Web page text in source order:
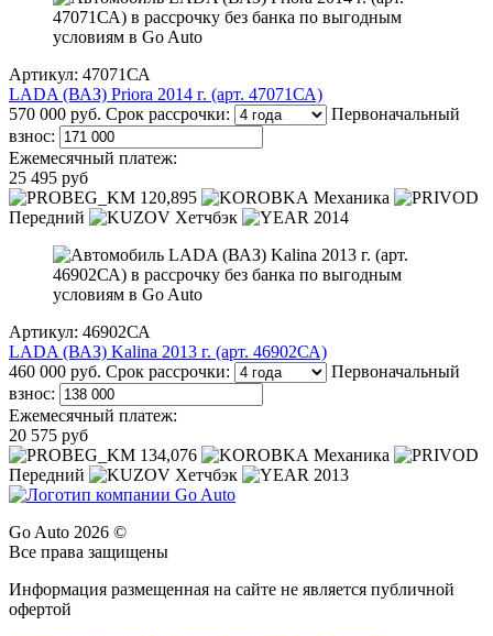
Артикул: 47071СА
LADA (ВАЗ) Priora 2014 г. (арт. 47071СА)
570 000 руб. Срок рассрочки:
Первоначальный
взнос:
Ежемесячный платеж:
25 495 руб
120,895
Механика
Передний
Хетчбэк 2014
Артикул: 46902СА
LADA (ВАЗ) Kalina 2013 г. (арт. 46902СА)
460 000 руб. Срок рассрочки:
Первоначальный
взнос:
Ежемесячный платеж:
20 575 руб
134,076
Механика
Передний
Хетчбэк 2013
Go Auto 2026 ©
Все права защищены
Информация размещенная на сайте не является публичной
офертой